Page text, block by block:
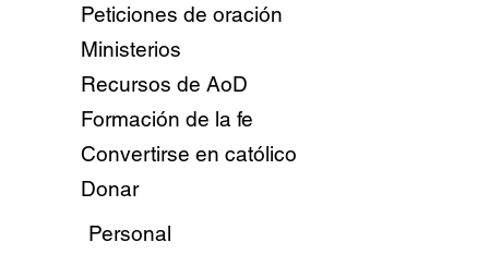
Peticiones de oración
Ministerios
Recursos de AoD
Formación de la fe
Convertirse en católico
Donar
Personal